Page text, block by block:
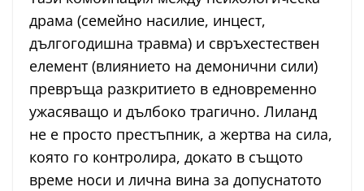
драма (семейно насилие, инцест,
дългогодишна травма) и свръхестествен
елемент (влиянието на демонични сили)
превръща разкритието в едновременно
ужасяващо и дълбоко трагично. Лиланд
не е просто престъпник, а жертва на сила,
която го контролира, докато в същото
време носи и лична вина за допуснатото